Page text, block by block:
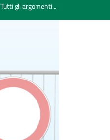
Tutti gli argomenti...